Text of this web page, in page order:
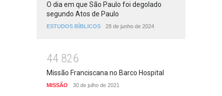
O dia em que São Paulo foi degolado
segundo Atos de Paulo
ESTUDOS BÍBLICOS 28 de junho de 2024
44 826
Missão Franciscana no Barco Hospital
MISSÃO 30 de julho de 2021